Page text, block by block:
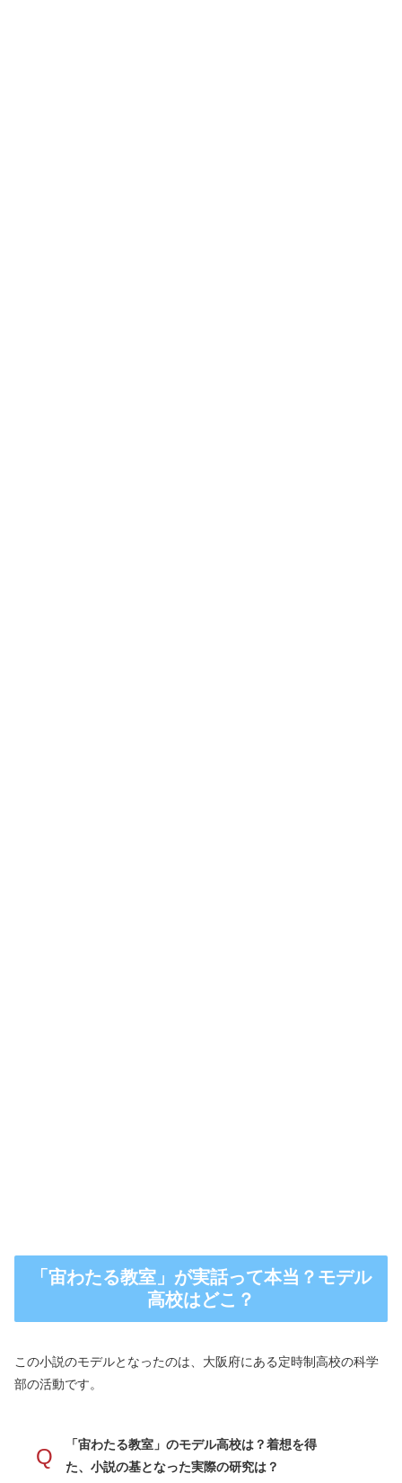
「宙わたる教室」が実話って本当？モデル
高校はどこ？
この小説のモデルとなったのは、大阪府にある定時制高校の科学
部の活動です。
Q
「宙わたる教室」のモデル高校は？着想を得
た、小説の基となった実際の研究は？